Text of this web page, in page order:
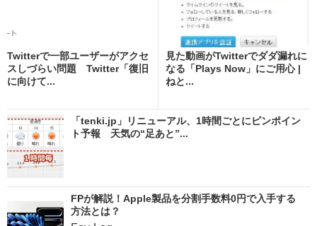
Twitterで一部ユーザーがアクセ
スしづらい問題 Twitter「復旧
に向けて...
見た動画がTwitterでダダ漏れに
なる「Plays Now」にご用心 |
ねと...
「tenki.jp」リニューアル、1時間ごとにピンポイン
ト予報 天気の“足あと”...
FPが解説！Apple製品を分割手数料0円で入手する
方法とは？